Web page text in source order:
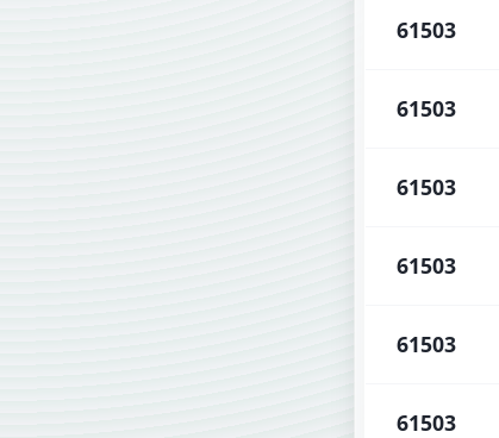
61503
61503
61503
61503
61503
61503